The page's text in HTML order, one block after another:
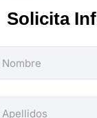
Solicita